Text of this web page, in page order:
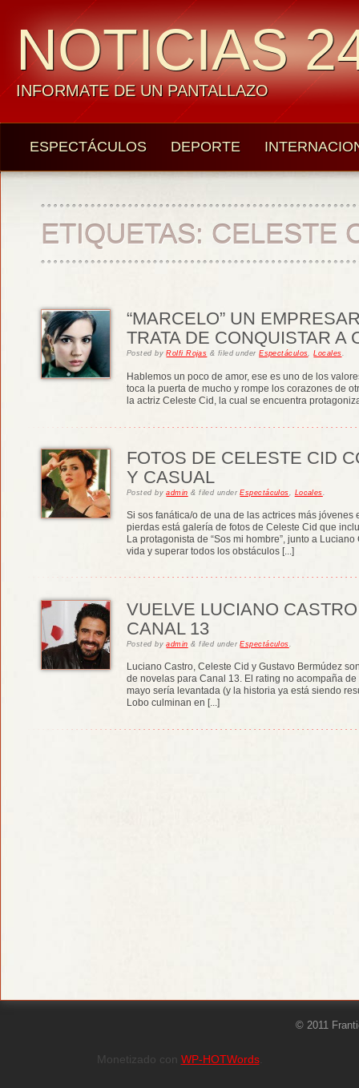
NOTICIAS
INFORMATE DE UN PANTALLAZO
ESPECTÁCULOS DEPORTE
ETIQUETAS: CELESTE
“MARCELO” UN
TRATA DE CONQUISTAR A
PostedbyRolfi Rojas & filed underEspectáculos,Locales.
Hablemos un poco de amor, ese es uno de los
toca la puerta de mucho y rompe los corazones de
la actriz Celeste Cid, la cual se encuentra
FOTOS DE CELESTE CID
Y CASUAL
Postedbyadmin & filed underEspectáculos Locales
Si sos fanática/o de una de las actrices más
pierdas está galería de fotos de Celeste Cid que
La protagonista de “Sos mi hombre”, junto a
vida y superar todos los obstáculos [...]
VUELVE LUCIANO
CANAL 13
Postedbyadmin & filed underEspectáculos
Luciano Castro, Celeste Cid y Gustavo Bermúdez
de novelas para Canal 13. El rating no acompaña
mayo sería levantada (y la historia ya está siendo
Lobo culminan en [...]
© 2011
Monetizado con WP-HOTWords.